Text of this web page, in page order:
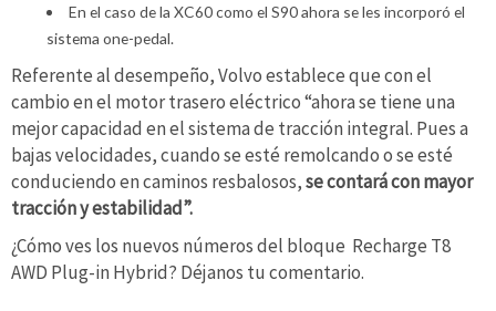
En el caso de la XC60 como el S90 ahora se les incorporó el
sistema one-pedal.
Referente al desempeño, Volvo establece que con el
cambio en el motor trasero eléctrico “ahora se tiene una
mejor capacidad en el sistema de tracción integral. Pues a
bajas velocidades, cuando se esté remolcando o se esté
conduciendo en caminos resbalosos,se contará con mayor
tracción y estabilidad”.
¿Cómo ves los nuevos números del bloque Recharge T8
AWD Plug-in Hybrid? Déjanos tu comentario.